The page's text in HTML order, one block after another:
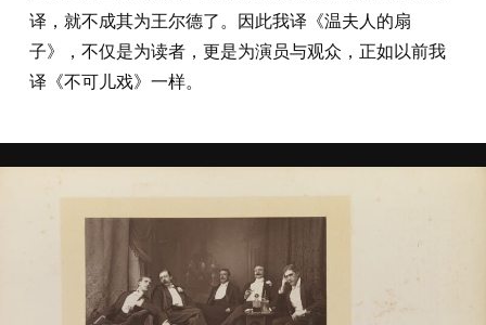
译，就不成其为王尔德了。因此我译《温夫人的扇
子》，不仅是为读者，更是为演员与观众，正如以前我
译《不可儿戏》一样。